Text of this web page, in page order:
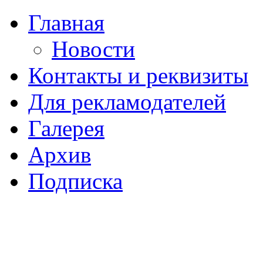
Главная
Новости
Контакты и реквизиты
Для рекламодателей
Галерея
Архив
Подписка